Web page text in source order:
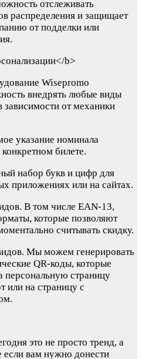
отслеживать
распределения и защищает
от подделки или
b>
Wisepromo
внедрять любые виды
от механики
указание номинала
билете.
набор букв и цифр для
приложениях или на сайтах.
В том числе EAN-13,
которые позволяют
считывать скидку.
Мы можем генерировать
QR-коды, которые
персональную страницу
или на страницу с
это не просто тренд, а
если вам нужно донести